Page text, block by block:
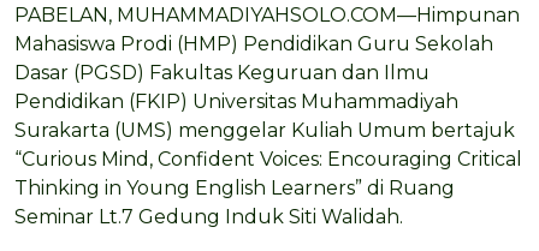
PABELAN, MUHAMMADIYAHSOLO.COM—Himpunan
Mahasiswa Prodi (HMP) Pendidikan Guru Sekolah
Dasar (PGSD) Fakultas Keguruan dan Ilmu
Pendidikan (FKIP) Universitas Muhammadiyah
Surakarta (UMS) menggelar Kuliah Umum bertajuk
“Curious Mind, Confident Voices: Encouraging Critical
Thinking in Young English Learners” di Ruang
Seminar Lt.7 Gedung Induk Siti Walidah.